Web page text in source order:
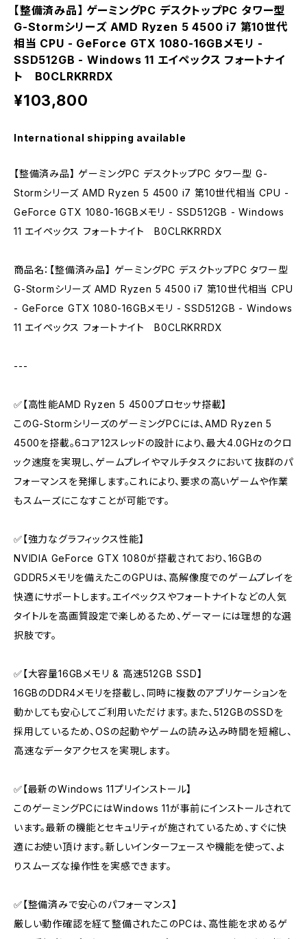
【整備済み品】 ゲーミングPC デスクトップPC タワー型
G-Stormシリーズ AMD Ryzen 5 4500 i7 第10世代
相当 CPU - GeForce GTX 1080-16GBメモリ -
SSD512GB - Windows 11 エイペックス フォートナイ
ト B0CLRKRRDX
¥103,800
International shipping available
【整備済み品】 ゲーミングPC デスクトップPC タワー型 G-
Stormシリーズ AMD Ryzen 5 4500 i7 第10世代相当 CPU -
GeForce GTX 1080-16GBメモリ - SSD512GB - Windows
11 エイペックス フォートナイト B0CLRKRRDX
商品名：【整備済み品】 ゲーミングPC デスクトップPC タワー型
G-Stormシリーズ AMD Ryzen 5 4500 i7 第10世代相当 CPU
- GeForce GTX 1080-16GBメモリ - SSD512GB - Windows
11 エイペックス フォートナイト B0CLRKRRDX
---
✅【高性能AMD Ryzen 5 4500プロセッサ搭載】
このG-StormシリーズのゲーミングPCには、AMD Ryzen 5
4500を搭載。6コア12スレッドの設計により、最大4.0GHzのクロ
ック速度を実現し、ゲームプレイやマルチタスクにおいて抜群のパ
フォーマンスを発揮します。これにより、要求の高いゲームや作業
もスムーズにこなすことが可能です。
✅【強力なグラフィックス性能】
NVIDIA GeForce GTX 1080が搭載されており、16GBの
GDDR5メモリを備えたこのGPUは、高解像度でのゲームプレイを
快適にサポートします。エイペックスやフォートナイトなどの人気
タイトルを高画質設定で楽しめるため、ゲーマーには理想的な選
択肢です。
✅【大容量16GBメモリ & 高速512GB SSD】
16GBのDDR4メモリを搭載し、同時に複数のアプリケーションを
動かしても安心してご利用いただけます。また、512GBのSSDを
採用しているため、OSの起動やゲームの読み込み時間を短縮し、
高速なデータアクセスを実現します。
✅【最新のWindows 11プリインストール】
このゲーミングPCにはWindows 11が事前にインストールされて
います。最新の機能とセキュリティが施されているため、すぐに快
適にお使い頂けます。新しいインターフェースや機能を使って、よ
りスムーズな操作性を実感できます。
✅【整備済みで安心のパフォーマンス】
厳しい動作確認を経て整備されたこのPCは、高性能を求めるゲ